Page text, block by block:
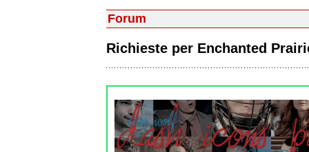
Forum
Richieste per Enchanted